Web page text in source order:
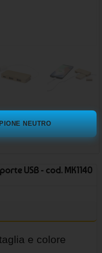
NEUTRO
USB - cod. MK1140
e colore